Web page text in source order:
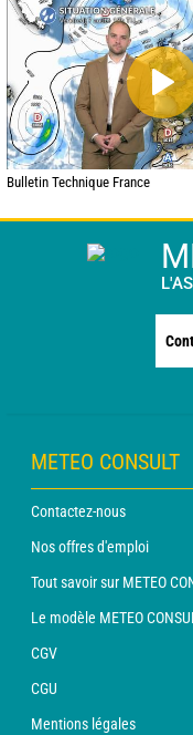
Bulletin Technique France
METEO CONSULT
Contactez-nous
Nos offres d'emploi
Tout savoir sur METEO
Le modèle METEO
CGV
CGU
Mentions légales